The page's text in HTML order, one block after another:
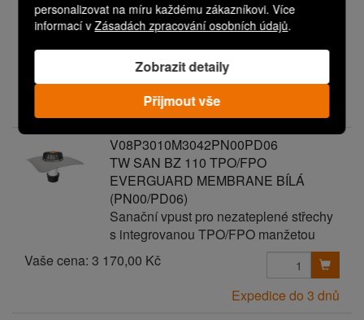
personalizovat na míru každému zákazníkovi. Více
informací vZásadách zpracování osobních údajů.
Zobrazit detaily
Přijmout vše
(PN00/PD05)
Sanační vpust pro nezateplené střechy
s integrovanou TPO/FPO manžetou
3 070,00 Kč
V08P3010M3042PN00PD06
TW SAN BZ 110 TPO/FPO
EVERGUARD MEMBRANE BÍLÁ
(PN00/PD06)
Sanační vpust pro nezateplené střechy
s integrovanou TPO/FPO manžetou
Vaše cena: 3 170,00 Kč
Expedice do 3 dnů